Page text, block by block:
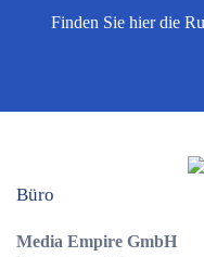
Finden Sie hier die
Büro
Media Empire GmbH